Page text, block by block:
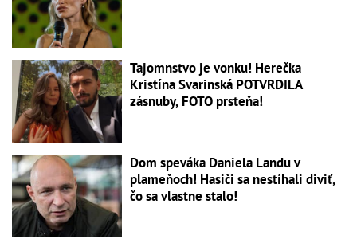
Tajomnstvo je vonku! Herečka
Kristína Svarinská POTVRDILA
zásnuby, FOTO prsteňa!
Dom speváka Daniela Landu v
plameňoch! Hasiči sa nestíhali diviť,
čo sa vlastne stalo!